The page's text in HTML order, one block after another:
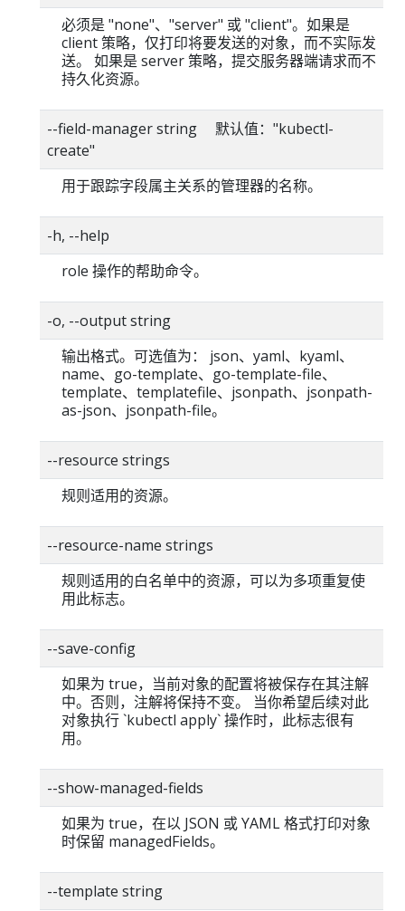
必须是 "none"、"server" 或 "client"。如果是
client 策略，仅打印将要发送的对象，而不实际发
送。 如果是 server 策略，提交服务器端请求而不
持久化资源。
--field-manager string 默认值："kubectl-
create"
用于跟踪字段属主关系的管理器的名称。
-h, --help
role 操作的帮助命令。
-o, --output string
输出格式。可选值为： json、yaml、kyaml、
name、go-template、go-template-file、
template、templatefile、jsonpath、jsonpath-
as-json、jsonpath-file。
--resource strings
规则适用的资源。
--resource-name strings
规则适用的白名单中的资源，可以为多项重复使
用此标志。
--save-config
如果为 true，当前对象的配置将被保存在其注解
中。否则，注解将保持不变。 当你希望后续对此
对象执行 `kubectl apply` 操作时，此标志很有
用。
--show-managed-fields
如果为 true，在以 JSON 或 YAML 格式打印对象
时保留 managedFields。
--template string